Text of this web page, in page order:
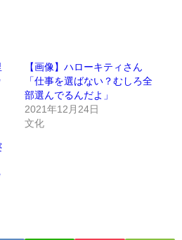
【画像】ハローキティさん
「仕事を選ばない？むしろ全
部選んでるんだよ」
2021年12月24日
文化